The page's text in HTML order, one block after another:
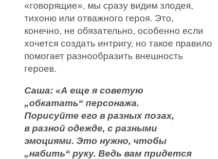
«говорящие», мы сразу видим злодея,
тихоню или отважного героя. Это,
конечно, не обязательно, особенно если
хочется создать интригу, но такое правило
помогает разнообразить внешность
героев.
Саша: «А еще я советую
„обкатать“ персонажа.
Порисуйте его в разных позах,
в разной одежде, с разными
эмоциями. Это нужно, чтобы
„набить“ руку. Ведь вам придется